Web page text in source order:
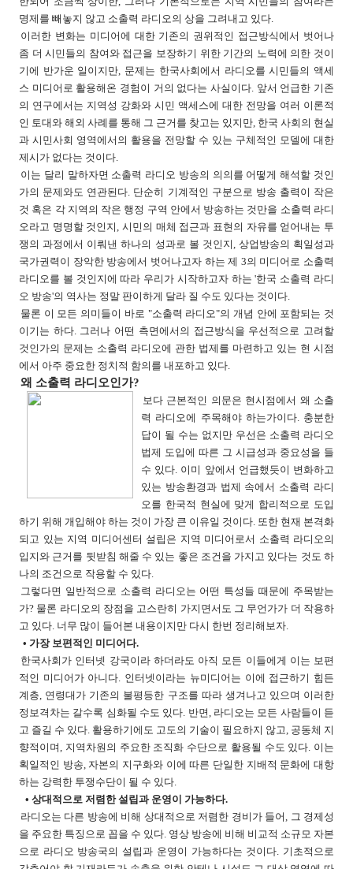
명제를 빼놓지 않고 소출력 라디오의 상을 그려내고 있다.
이러한 변화는 미디어에 대한 기존의 권위적인 접근방식에서 벗어나
좀 더 시민들의 참여와 접근을 보장하기 위한 기간의 노력에 의한 것이
기에 반가운 일이지만, 문제는 한국사회에서 라디오를 시민들의 액세
스 미디어로 활용해온 경험이 거의 없다는 사실이다. 앞서 언급한 기존
의 연구에서는 지역성 강화와 시민 액세스에 대한 전망을 여러 이론적
인 토대와 해외 사례를 통해 그 근거를 찾고는 있지만, 한국 사회의 현실
과 시민사회 영역에서의 활용을 전망할 수 있는 구체적인 모델에 대한
제시가 없다는 것이다.
이는 달리 말하자면 소출력 라디오 방송의 의의를 어떻게 해석할 것인
가의 문제와도 연관된다. 단순히 기계적인 구분으로 방송 출력이 작은
것 혹은 각 지역의 작은 행정 구역 안에서 방송하는 것만을 소출력 라디
오라고 명명할 것인지, 시민의 매체 접근과 표현의 자유를 얻어내는 투
쟁의 과정에서 이뤄낸 하나의 성과로 볼 것인지, 상업방송의 획일성과
국가권력이 장악한 방송에서 벗어나고자 하는 제 3의 미디어로 소출력
라디오를 볼 것인지에 따라 우리가 시작하고자 하는 '한국 소출력 라디
오 방송'의 역사는 정말 판이하게 달라 질 수도 있다는 것이다.
물론 이 모든 의미들이 바로 "소출력 라디오"의 개념 안에 포함되는 것
이기는 하다. 그러나 어떤 측면에서의 접근방식을 우선적으로 고려할
것인가의 문제는 소출력 라디오에 관한 법제를 마련하고 있는 현 시점
에서 아주 중요한 정치적 함의를 내포하고 있다.
왜 소출력 라디오인가?
보다 근본적인 의문은 현시점에서 왜 소출
력 라디오에 주목해야 하는가이다. 충분한
답이 될 수는 없지만 우선은 소출력 라디오
법제 도입에 따른 그 시급성과 중요성을 들
수 있다. 이미 앞에서 언급했듯이 변화하고
있는 방송환경과 법제 속에서 소출력 라디
오를 한국적 현실에 맞게 합리적으로 도입
하기 위해 개입해야 하는 것이 가장 큰 이유일 것이다. 또한 현재 본격화
되고 있는 지역 미디어센터 설립은 지역 미디어로서 소출력 라디오의
입지와 근거를 뒷받침 해줄 수 있는 좋은 조건을 가지고 있다는 것도 하
나의 조건으로 작용할 수 있다.
그렇다면 일반적으로 소출력 라디오는 어떤 특성들 때문에 주목받는
가? 물론 라디오의 장점을 고스란히 가지면서도 그 무언가가 더 작용하
고 있다. 너무 많이 들어본 내용이지만 다시 한번 정리해보자.
• 가장 보편적인 미디어다.
한국사회가 인터넷 강국이라 하더라도 아직 모든 이들에게 이는 보편
적인 미디어가 아니다. 인터넷이라는 뉴미디어는 이에 접근하기 힘든
계층, 연령대가 기존의 불평등한 구조를 따라 생겨나고 있으며 이러한
정보격차는 갈수록 심화될 수도 있다. 반면, 라디오는 모든 사람들이 듣
고 즐길 수 있다. 활용하기에도 고도의 기술이 필요하지 않고, 공동체 지
향적이며, 지역차원의 주요한 조직화 수단으로 활용될 수도 있다. 이는
획일적인 방송, 자본의 지구화와 이에 따른 단일한 지배적 문화에 대항
하는 강력한 투쟁수단이 될 수 있다.
• 상대적으로 저렴한 설립과 운영이 가능하다.
라디오는 다른 방송에 비해 상대적으로 저렴한 경비가 들어, 그 경제성
을 주요한 특징으로 꼽을 수 있다. 영상 방송에 비해 비교적 소규모 자본
으로 라디오 방송국의 설립과 운영이 가능하다는 것이다. 기초적으로